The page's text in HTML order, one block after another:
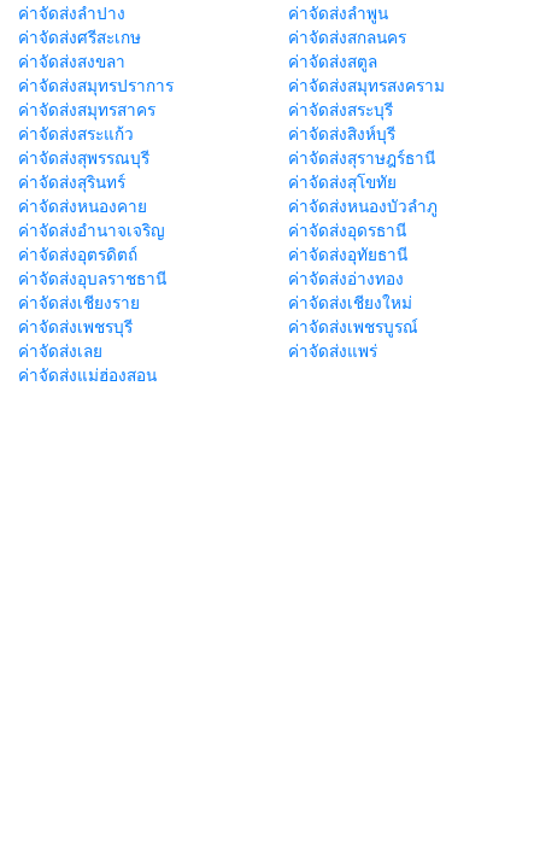
ค่าจัดส่งลำปาง
ค่าจัดส่งลำพูน
ค่าจัดส่งศรีสะเกษ
ค่าจัดส่งสกลนคร
ค่าจัดส่งสงขลา
ค่าจัดส่งสตูล
ค่าจัดส่งสมุทรปราการ
ค่าจัดส่งสมุทรสงคราม
ค่าจัดส่งสมุทรสาคร
ค่าจัดส่งสระบุรี
ค่าจัดส่งสระแก้ว
ค่าจัดส่งสิงห์บุรี
ค่าจัดส่งสุพรรณบุรี
ค่าจัดส่งสุราษฎร์ธานี
ค่าจัดส่งสุรินทร์
ค่าจัดส่งสุโขทัย
ค่าจัดส่งหนองคาย
ค่าจัดส่งหนองบัวลำภู
ค่าจัดส่งอำนาจเจริญ
ค่าจัดส่งอุดรธานี
ค่าจัดส่งอุตรดิตถ์
ค่าจัดส่งอุทัยธานี
ค่าจัดส่งอุบลราชธานี
ค่าจัดส่งอ่างทอง
ค่าจัดส่งเชียงราย
ค่าจัดส่งเชียงใหม่
ค่าจัดส่งเพชรบุรี
ค่าจัดส่งเพชรบูรณ์
ค่าจัดส่งเลย
ค่าจัดส่งแพร่
ค่าจัดส่งแม่ฮ่องสอน